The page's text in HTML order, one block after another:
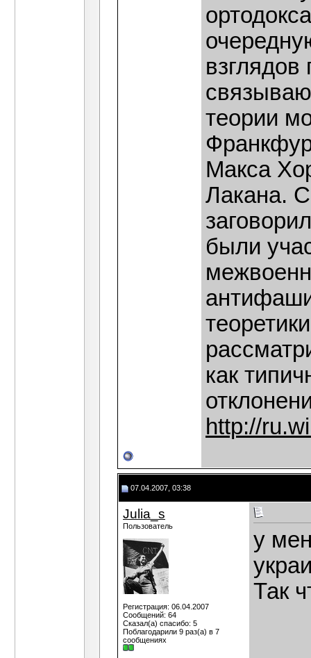
взглядов
теории
Макса
Лакана.
были
как
http://
07.04.2007, 03:38
Julia_s
Пользователь
Регистрация: 06.04.2007
Сообщений: 64
Сказал(а) спасибо: 5
Поблагодарили 9 раз(а) в 7
сообщениях
у
Так